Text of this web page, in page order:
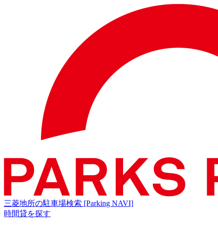
三菱地所の駐車場検索 [Parking NAVI]
時間貸を探す